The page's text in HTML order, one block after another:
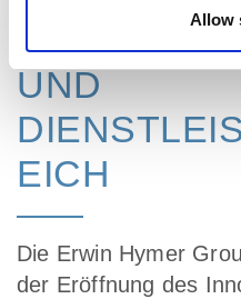
Allow
ERFOLGE
UND
EICH
Die Erwin Hymer
der Eröffnung des